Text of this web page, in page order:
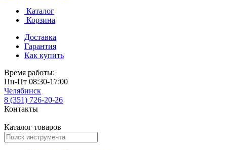
Каталог
Корзина
Доставка
Гарантия
Как купить
Время работы:
Пн-Пт 08:30-17:00
Челябинск
8 (351) 726-20-26
Контакты
Каталог товаров